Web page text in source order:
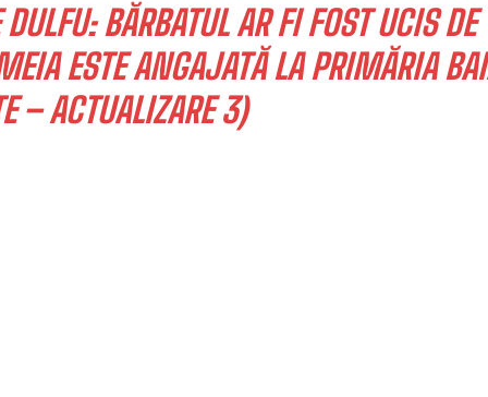
BĂRBATUL AR FI FOST UCIS DE
ESTE ANGAJATĂ LA PRIMĂRIA
– ACTUALIZARE 3)